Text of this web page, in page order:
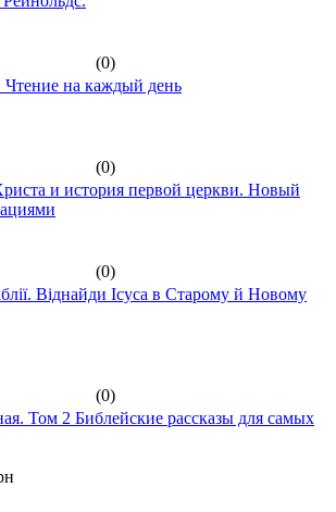
(0)
Чтение на каждый день
(0)
и история первой церкви. Новый
(0)
Віднайди Ісуса в Старому й Новому
(0)
Том 2 Библейские рассказы для самых